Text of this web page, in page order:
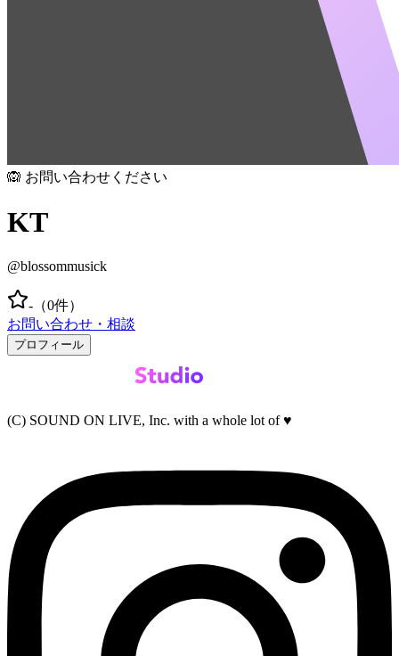
🙉 お問い合わせください
KT
@blossommusick
- （0件）
お問い合わせ・相談
プロフィール
(C) SOUND ON LIVE, Inc. with a whole lot of ♥